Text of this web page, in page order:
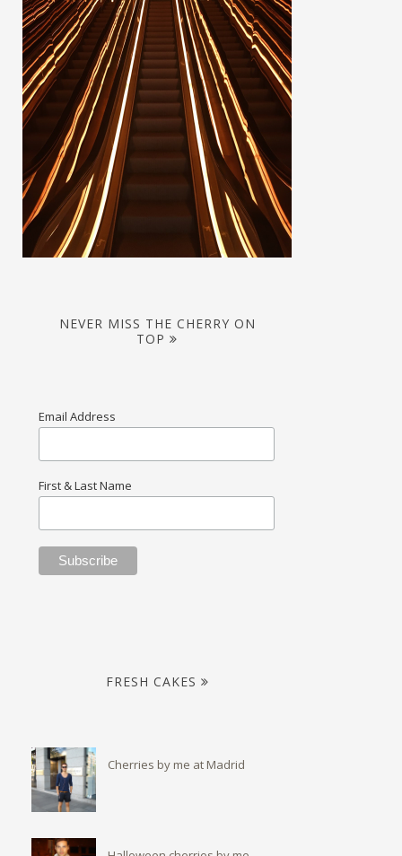
NEVER MISS THE CHERRY ON
TOP
Email Address
First & Last Name
FRESH CAKES
Cherries by me at Madrid